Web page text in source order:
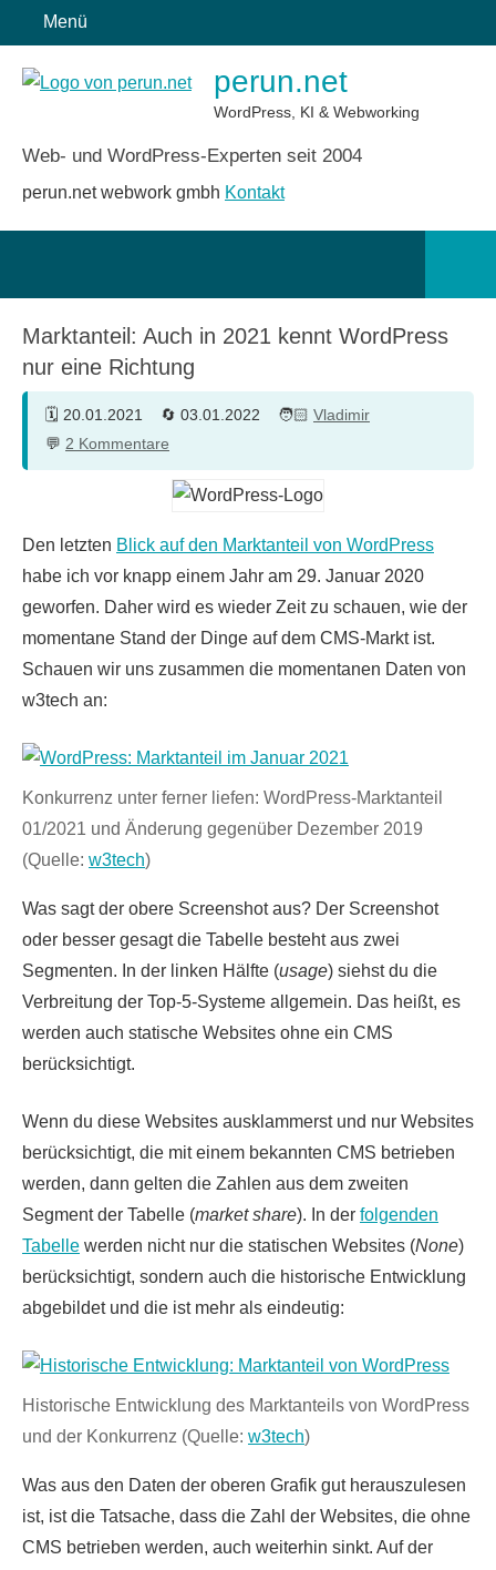
Inhalt
springen
Menü
perun.net
WordPress, KI & Webworking
Web- und WordPress-Experten seit 2004
perun.net webwork gmbh Kontakt
Marktanteil: Auch in 2021 kennt WordPress
nur eine Richtung
20.01.2021 03.01.2022
Vladimir
2 Kommentare
Den letzten Blick auf den Marktanteil von WordPress
habe ich vor knapp einem Jahr am 29. Januar 2020
geworfen. Daher wird es wieder Zeit zu schauen, wie der
momentane Stand der Dinge auf dem CMS-Markt ist.
Schauen wir uns zusammen die momentanen Daten von
w3tech an:
Konkurrenz unter ferner liefen: WordPress-Marktanteil
01/2021 und Änderung gegenüber Dezember 2019
(Quelle: w3tech)
Was sagt der obere Screenshot aus? Der Screenshot
oder besser gesagt die Tabelle besteht aus zwei
Segmenten. In der linken Hälfte (usage) siehst du die
Verbreitung der Top-5-Systeme allgemein. Das heißt, es
werden auch statische Websites ohne ein CMS
berücksichtigt.
Wenn du diese Websites ausklammerst und nur Websites
berücksichtigt, die mit einem bekannten CMS betrieben
werden, dann gelten die Zahlen aus dem zweiten
Segment der Tabelle (market share). In der folgenden
Tabelle werden nicht nur die statischen Websites (None)
berücksichtigt, sondern auch die historische Entwicklung
abgebildet und die ist mehr als eindeutig:
Historische Entwicklung des Marktanteils von WordPress
und der Konkurrenz (Quelle: w3tech)
Was aus den Daten der oberen Grafik gut herauszulesen
ist, ist die Tatsache, dass die Zahl der Websites, die ohne
CMS betrieben werden, auch weiterhin sinkt. Auf der